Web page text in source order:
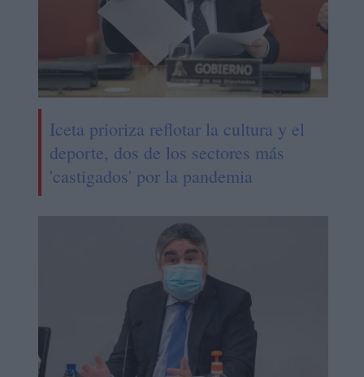
Iceta prioriza reflotar la cultura y el
deporte, dos de los sectores más
'castigados' por la pandemia